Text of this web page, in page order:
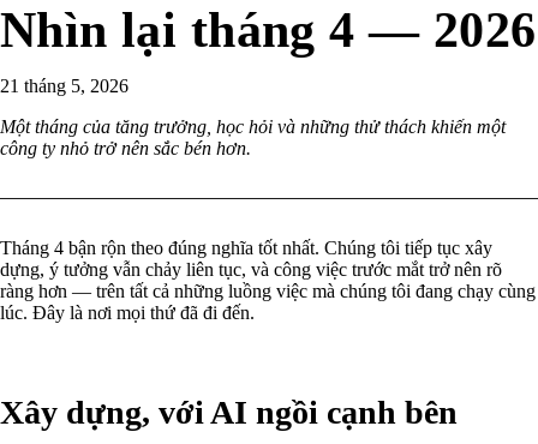
Nhìn lại tháng 4 — 2026
21 tháng 5, 2026
Một tháng của tăng trưởng, học hỏi và những thử thách khiến một
công ty nhỏ trở nên sắc bén hơn.
Tháng 4 bận rộn theo đúng nghĩa tốt nhất. Chúng tôi tiếp tục xây
dựng, ý tưởng vẫn chảy liên tục, và công việc trước mắt trở nên rõ
ràng hơn — trên tất cả những luồng việc mà chúng tôi đang chạy cùng
lúc. Đây là nơi mọi thứ đã đi đến.
Xây dựng, với AI ngồi cạnh bên